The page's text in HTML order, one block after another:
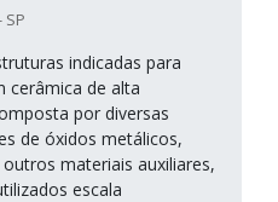
SP
indicadas para
cerâmica de alta
por diversas
de óxidos metálicos,
materiais auxiliares,
escala